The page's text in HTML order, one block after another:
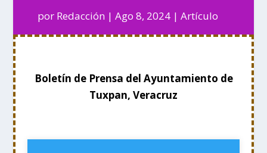
por Redacción Ago 8, 2024 Artículo
Boletín de Prensa del Ayuntamiento de
Tuxpan, Veracruz